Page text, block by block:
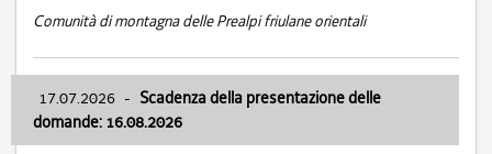
Comunità di montagna delle Prealpi friulane orientali
17.07.2026 - Scadenza della presentazione delle
domande: 16.08.2026